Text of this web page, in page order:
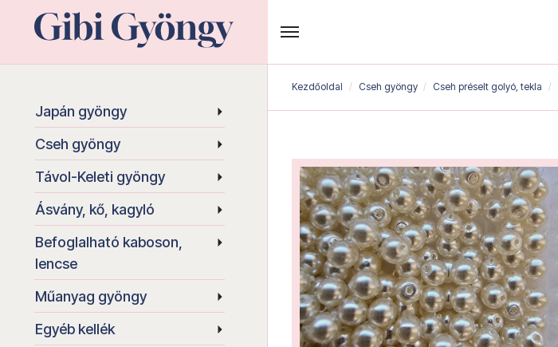
Japán gyöngy
Cseh gyöngy
Távol-Keleti gyöngy
Ásvány, kő, kagyló
Befoglalható kaboson,
lencse
Műanyag gyöngy
Egyéb kellék
Kezdőoldal Cseh gyöngy Cseh préselt golyó, tekla